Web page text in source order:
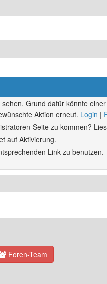
Grund dafür könnte
Aktion erneut. Login |
Seite zu kommen?
auf Aktivierung.
Link zu benutzen.
Foren-Team